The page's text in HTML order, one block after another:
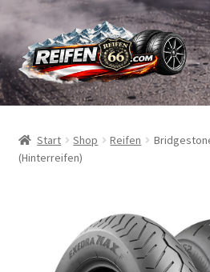
Zur
Navigation
springen
Zum
Inhalt
springen
Reifen
Schläuche
Start Shop Reifen
(Hinterreifen)